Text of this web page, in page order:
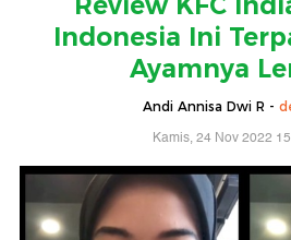
Indonesia Ini
Ayamnya
Andi Annisa Dwi R -
Kamis, 24 Nov 2022